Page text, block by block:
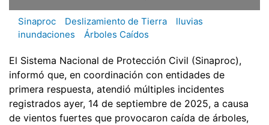
Sinaproc Deslizamiento de Tierra
lluvias
inundaciones
Árboles Caídos
El Sistema Nacional de Protección Civil (Sinaproc),
informó que, en coordinación con entidades de
primera respuesta, atendió múltiples incidentes
registrados ayer, 14 de septiembre de 2025, a causa
de vientos fuertes que provocaron caída de árboles,